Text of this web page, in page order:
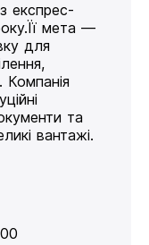
експрес-
мета —
для
та
вантажі.